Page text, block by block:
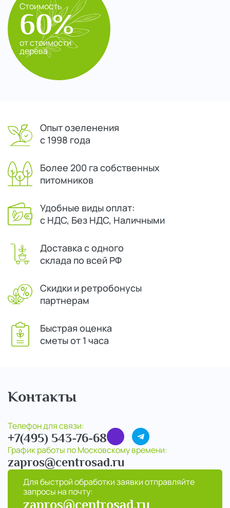
Стоимость
60%
от стоимости
дерева
Опыт озеленения
с 1998 года
Более 200 га собственных
питомников
Удобные виды оплат:
с НДС, Без НДС, Наличными
Доставка с одного
склада по всей РФ
Скидки и ретробонусы
партнерам
Быстрая оценка
сметы от 1 часа
Контакты
Телефон для связи:
+7(495) 543-76-68
График работы по Московскому времени:
zapros@centrosad.ru
Для быстрой обработки заявки отправляйте
запросы на почту:
zapros@centrosad.ru